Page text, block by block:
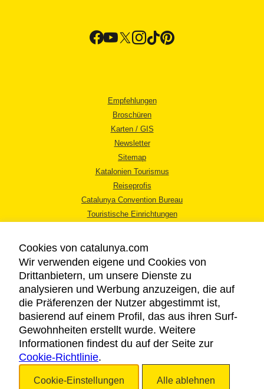
Empfehlungen
Broschüren
Karten / GIS
Newsletter
Sitemap
Katalonien Tourismus
Reiseprofis
Catalunya Convention Bureau
Touristische Einrichtungen
RECHTLICHER HINWEIS
DATENSCHUTZICHTLINIE
COOKIES
BARRIEREFREIHEIT
Cookies von catalunya.com
Wir verwenden eigene und Cookies von
Drittanbietern, um unsere Dienste zu
analysieren und Werbung anzuzeigen, die auf
die Präferenzen der Nutzer abgestimmt ist,
basierend auf einem Profil, das aus ihren Surf-
Gewohnheiten erstellt wurde. Weitere
Informationen findest du auf der Seite zur
Cookie-Richtlinie.
Cookie-Einstellungen Alle ablehnen